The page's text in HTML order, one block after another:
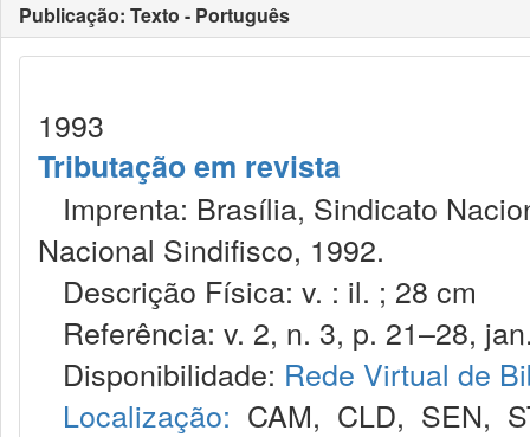
Publicação: Texto - Português
1993
Tributação em revista
Imprenta: Brasília, Sindicato
Nacional Sindifisco, 1992.
Descrição Física: v. : il. ; 28 cm
Referência: v. 2, n. 3, p. 21–28,
Disponibilidade: Rede Virtual de
Localização: CAM, CLD, SEN,